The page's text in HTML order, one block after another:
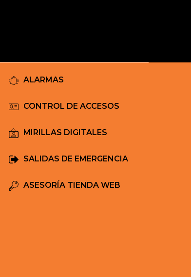
ALARMAS
CONTROL DE ACCESOS
MIRILLAS DIGITALES
SALIDAS DE EMERGENCIA
ASESORÍA TIENDA WEB